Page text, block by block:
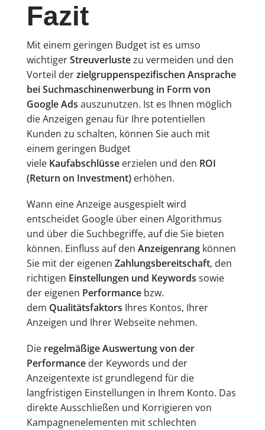
Fazit
Mit einem geringen Budget ist es umso
wichtigerStreuverlustezu vermeiden und den
Vorteil derzielgruppenspezifischen Ansprache
bei Suchmaschinenwerbung in Form von
Google Ads auszunutzen. Ist es Ihnen möglich
die Anzeigen genau für Ihre potentiellen
Kunden zu schalten, können Sie auch mit
einem geringen Budget
viele Kaufabschlüsse erzielen und den ROI
(Return on Investment)erhöhen.
Wann eine Anzeige ausgespielt wird
entscheidet Google über einen Algorithmus
und über die Suchbegriffe, auf die Sie bieten
können. Einfluss auf den Anzeigenrangkönnen
Sie mit der eigenen Zahlungsbereitschaft, den
richtigen Einstellungen und Keywords sowie
der eigenen Performancebzw.
dem Qualitätsfaktors Ihres Kontos, Ihrer
Anzeigen und Ihrer Webseite nehmen.
Die regelmäßige Auswertung von der
Performanceder Keywords und der
Anzeigentexte ist grundlegend für die
langfristigen Einstellungen in Ihrem Konto. Das
direkte Ausschließen und Korrigieren von
Kampagnenelementen mit schlechten